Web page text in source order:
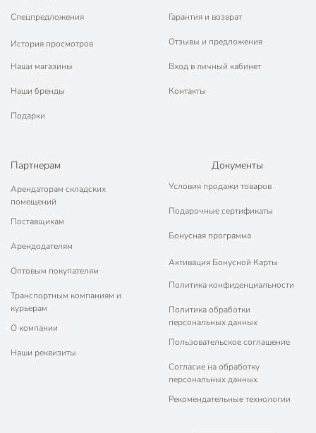
Спецпредложения
История просмотров
Наши магазины
Наши бренды
Подарки
Гарантия и возврат
Отзывы и предложения
Вход в личный кабинет
Контакты
Партнерам
Арендаторам складских
помещений
Поставщикам
Арендодателям
Оптовым покупателям
Транспортным компаниям и
курьерам
О компании
Наши реквизиты
Документы
Условия продажи товаров
Подарочные сертификаты
Бонусная программа
Активация Бонусной Карты
Политика конфиденциальности
Политика обработки
персональных данных
Пользовательское соглашение
Согласие на обработку
персональных данных
Рекомендательные технологии